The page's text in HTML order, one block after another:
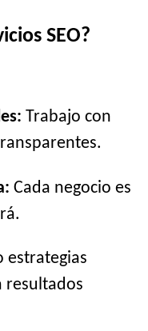
SEO?
Trabajo con
Cada negocio es
estrategias
resultados